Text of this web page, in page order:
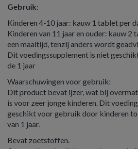
Gebruik:
Kinderen 4-10 jaar: kauw 1 tablet per
Kinderen van 11 jaar en ouder: kauw 2
een maaltijd, tenzij anders wordt
Dit voedingssupplement is niet
de 1 jaar
Waarschuwingen voor gebruik:
Dit product bevat ijzer, wat bij
is voor zeer jonge kinderen. Dit
geschikt voor gebruik door kinderen
van 1 jaar.
Bevat zoetstoffen.